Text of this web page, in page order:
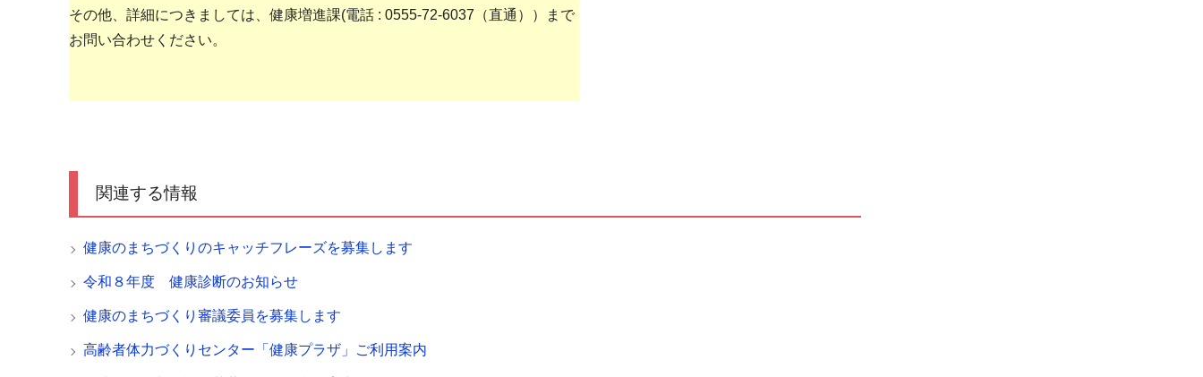
その他、詳細につきましては、健康増進課(電話 : 0555-72-6037（直通））まで
お問い合わせください。
関連する情報
健康のまちづくりのキャッチフレーズを募集します
令和８年度 健康診断のお知らせ
健康のまちづくり審議委員を募集します
高齢者体力づくりセンター「健康プラザ」ご利用案内